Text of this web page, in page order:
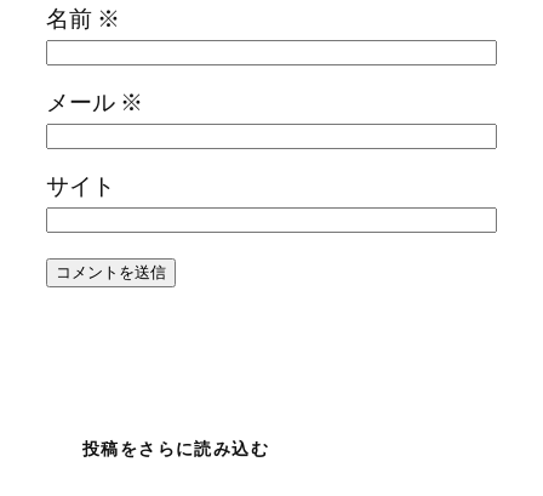
名前 ※
メール ※
サイト
投稿をさらに読み込む